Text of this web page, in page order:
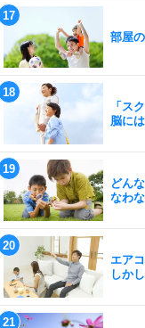
部屋
「ス
脳に
どん
なわな
エア
しか